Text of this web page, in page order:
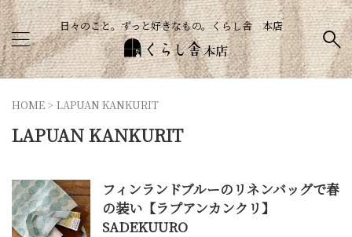
日々のこと。ずっと好きなもの。くらし舎 本店
HOME > LAPUAN KANKURIT
LAPUAN KANKURIT
フィンランドブルーのリネンバッグで春
の装い【ラプアンカンクリ】
SADEKUURO